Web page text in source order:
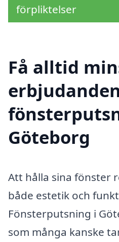
förpliktelser
Få alltid
Göteborg
Att hålla sina fönster
både estetik och
Fönsterputsning i
som många kanske